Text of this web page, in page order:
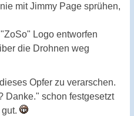
mit Jimmy Page sprühen,
Logo entworfen
die Drohnen weg
Opfer zu verarschen.
Danke." schon festgesetzt